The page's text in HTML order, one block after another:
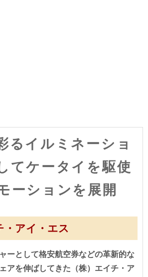
るイルミネーショ
てケータイを駆使
ーションを展開
・アイ・エス
ーとして格安航空券などの革新的な
アを伸ばしてきた（株）エイチ・ア